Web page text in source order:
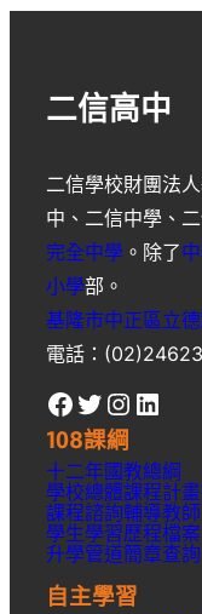
二信高中
二信學校財團法
中 、 二信中學 、
完全中學 。除了
小學部。
基隆市中正區立
電話：
Facebook Twitter Instagram LinkedIn
108課綱
十二年國教總綱
學校總體課程計
課程諮詢輔導教師
學生學習歷程檔案
升學管道簡章查詢
自主學習